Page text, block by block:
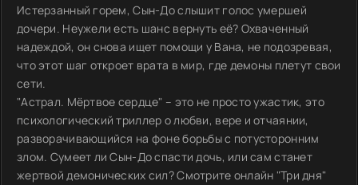
Истерзанный горем, Сын-До слышит голос умершей
дочери. Неужели есть шанс вернуть её? Охваченный
надеждой, он снова ищет помощи у Вана, не подозревая,
что этот шаг откроет врата в мир, где демоны плетут свои
сети.
"Астрал. Мёртвое сердце" – это не просто ужастик, это
психологический триллер о любви, вере и отчаянии,
разворачивающийся на фоне борьбы с потусторонним
злом. Сумеет ли Сын-До спасти дочь, или сам станет
жертвой демонических сил? Смотрите онлайн "Три дня"